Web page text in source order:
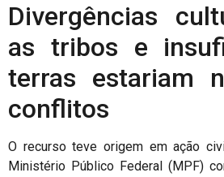
Divergências
as tribos e
terras estariam
conflitos
O recurso teve origem em ação
Ministério Público Federal (MPF)